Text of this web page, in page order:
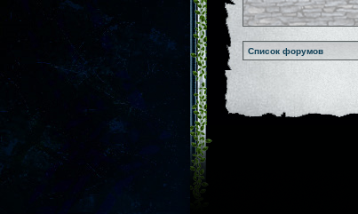
Список форумов